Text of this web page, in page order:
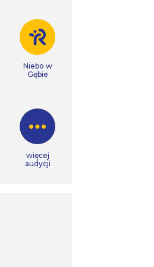
Niebo w
Gębie
więcej
audycji